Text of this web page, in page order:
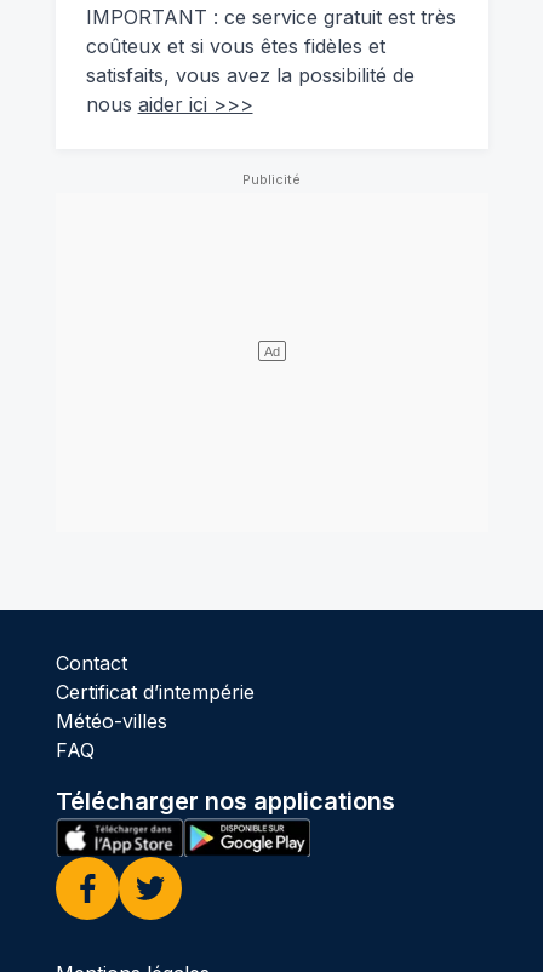
IMPORTANT : ce service gratuit est très
coûteux et si vous êtes fidèles et
satisfaits, vous avez la possibilité de
nous aider ici >>>
Contact
Certificat d’intempérie
Météo-villes
FAQ
Télécharger nos applications
Facebook
Twitter